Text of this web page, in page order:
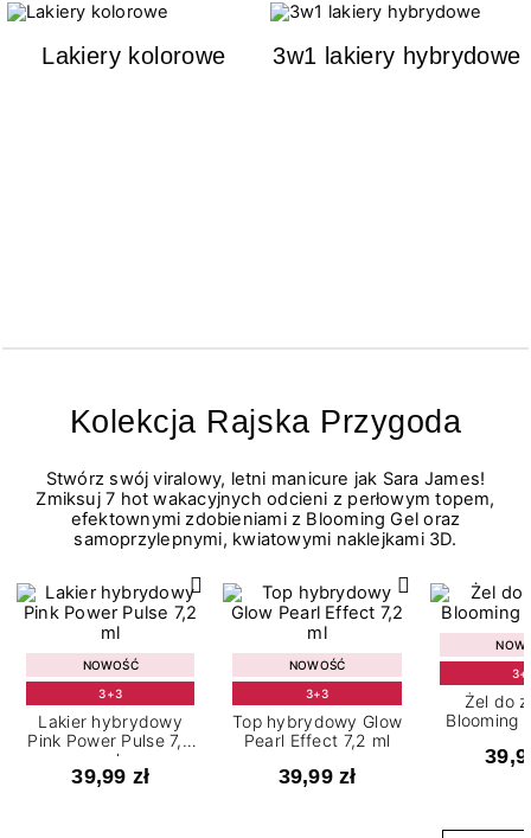
Lakiery kolorowe 3w1 lakiery hybrydowe
Kolekcja Rajska Przygoda
Stwórz swój viralowy, letni manicure jak Sara James!
Zmiksuj 7 hot wakacyjnych odcieni z perłowym topem,
efektownymi zdobieniami z Blooming Gel oraz
samoprzylepnymi, kwiatowymi naklejkami 3D.
NOWOŚĆ
3+3
Lakier hybrydowy
Pink Power Pulse 7,2
ml
39,99 zł
NOWOŚĆ
3+3
Top hybrydowy Glow
Pearl Effect 7,2 ml
39,99 zł
Żel do
Blooming